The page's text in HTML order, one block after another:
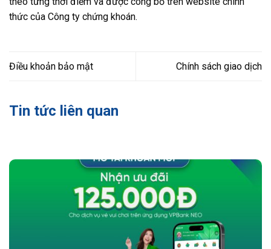
thức của Công ty chứng khoán.
Điều khoản bảo mật Chính sách giao dịch
Tin tức liên quan